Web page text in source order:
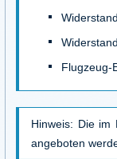
Flugzeug-
Hinweis: Die im
angeboten